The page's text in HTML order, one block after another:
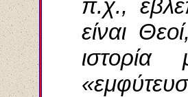
π.χ.,
είναι
ιστορία